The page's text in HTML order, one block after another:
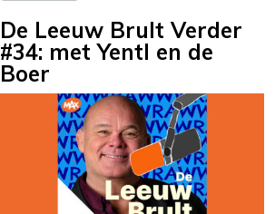
De Leeuw Brult Verder
#34: met Yentl en de
Boer